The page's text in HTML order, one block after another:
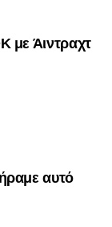
με Άιντραχτ
αυτό